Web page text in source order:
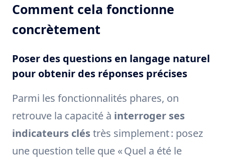
Comment cela fonctionne
concrètement
Poser des questions en langage naturel
pour obtenir des réponses précises
Parmi les fonctionnalités phares, on
retrouve la capacité à interroger ses
indicateurs clés très simplement : posez
une question telle que « Quel a été le